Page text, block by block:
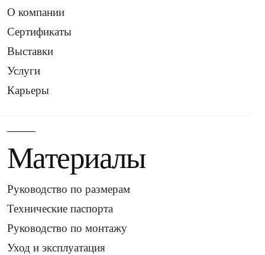
О компании
Сертификаты
Выставки
Услуги
Карьеры
Материалы
Руководство по размерам
Технические паспорта
Руководство по монтажу
Уход и эксплуатация